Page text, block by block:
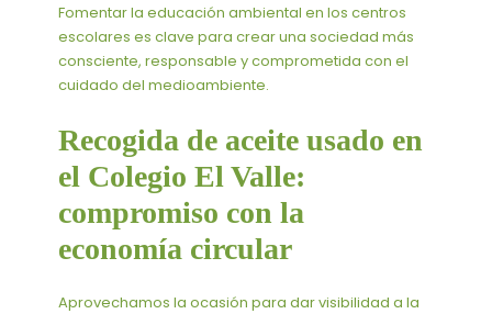
Fomentar la educación ambiental en los centros
escolares es clave para crear una sociedad más
consciente, responsable y comprometida con el
cuidado del medioambiente.
Recogida de aceite usado en
el Colegio El Valle:
compromiso con la
economía circular
Aprovechamos la ocasión para dar visibilidad a la